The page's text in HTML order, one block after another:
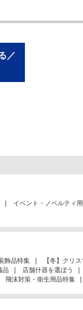
／
イベント・ノベルティ
飾品特集 【冬】クリ
品 店舗什器を選ぼう
飛沫対策・衛生用品特集